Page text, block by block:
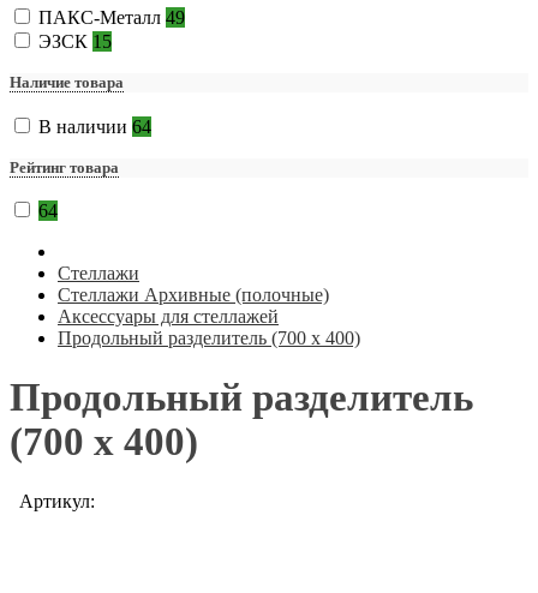
ПАКС-Металл 49
ЭЗСК 15
Наличие товара
В наличии 64
Рейтинг товара
64
Стеллажи
Стеллажи Архивные (полочные)
Аксессуары для стеллажей
Продольный разделитель (700 х 400)
Продольный разделитель
(700 х 400)
Артикул: